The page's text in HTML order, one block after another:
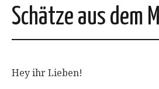
Schätze aus dem
Hey ihr Lieben!